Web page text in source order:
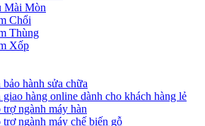
Mài Mòn
Chổi
Thùng
Xốp
hành sửa chữa
giao hàng online dành cho khách hàng lẻ
ngành máy hàn
ngành máy chế biến gỗ